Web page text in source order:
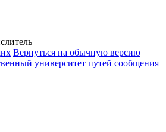
Вернуться на обычную версию